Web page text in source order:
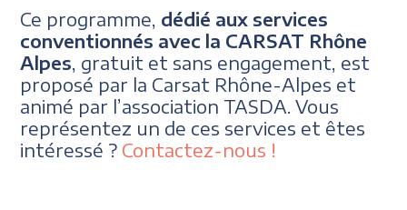
Ce programme, dédié aux services
conventionnés avec la CARSAT Rhône
Alpes , gratuit et sans engagement, est
proposé par la Carsat Rhône-Alpes et
animé par l’association TASDA. Vous
représentez un de ces services et êtes
intéressé ? Contactez-nous !